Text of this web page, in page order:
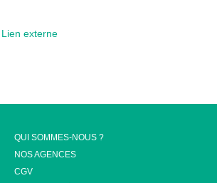
Lien externe
QUI SOMMES-NOUS ?
NOS AGENCES
CGV